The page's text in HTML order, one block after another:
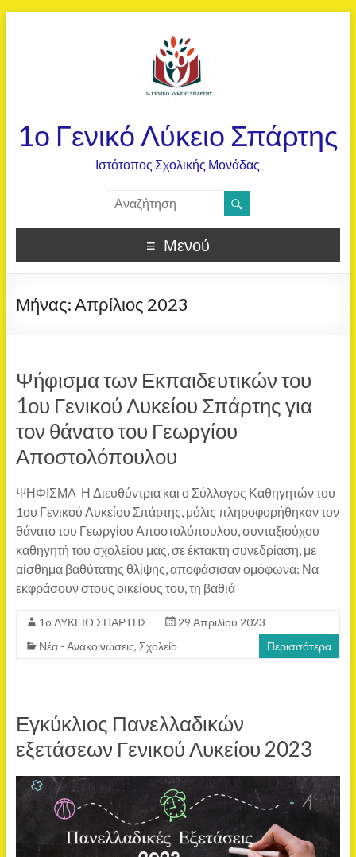
1ο Γενικό Λύκειο Σπάρτης
Ιστότοπος Σχολικής Μονάδας
Μενού
Μήνας:Απρίλιος 2023
Ψήφισμα των Εκπαιδευτικών του
1ου Γενικού Λυκείου Σπάρτης για
τον θάνατο του Γεωργίου
Αποστολόπουλου
ΨΗΦΙΣΜΑ Η Διευθύντρια και ο Σύλλογος Καθηγητών του
1ου Γενικού Λυκείου Σπάρτης, μόλις πληροφορήθηκαν τον
θάνατο του Γεωργίου Αποστολόπουλου, συνταξιούχου
καθηγητή του σχολείου μας, σε έκτακτη συνεδρίαση, με
αίσθημα βαθύτατης θλίψης, αποφάσισαν ομόφωνα: Να
εκφράσουν στους οικείους του, τη βαθιά
1o ΛΥΚΕΙΟ ΣΠΑΡΤΗΣ
29 Απριλίου 2023
Νέα - Ανακοινώσεις, Σχολείο Περισσότερα
Εγκύκλιος Πανελλαδικών
εξετάσεων Γενικού Λυκείου 2023